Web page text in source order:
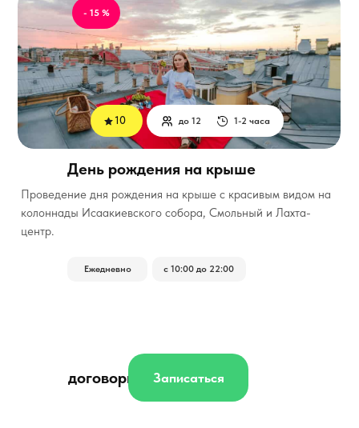
Проведение дня рождения на крыше с красивым видом на
колоннады Исаакиевского собора, Смольный и Лахта-
центр.
договорная
1-2 часа
до 12
Ежедневно с 10:00 до 22:00
- 15 %
Записаться
День рождения на крыше
10